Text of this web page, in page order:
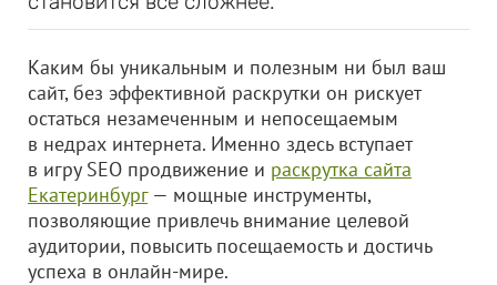
Каким бы уникальным и полезным ни был ваш
сайт, без эффективной раскрутки он рискует
остаться незамеченным и непосещаемым
в недрах интернета. Именно здесь вступает
в игру SEO продвижение и раскрутка сайта
Екатеринбург— мощные инструменты,
позволяющие привлечь внимание целевой
аудитории, повысить посещаемость и достичь
успеха в онлайн-мире.